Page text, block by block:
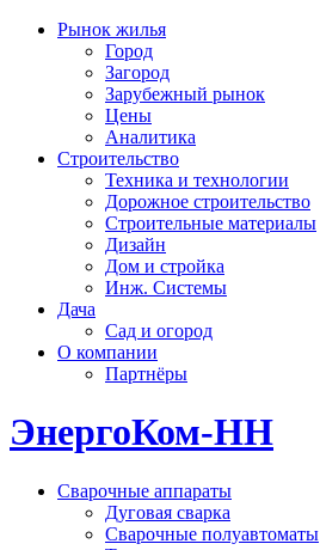
Рынок жилья
Город
Загород
Зарубежный рынок
Цены
Аналитика
Строительство
Техника и технологии
Дорожное строительство
Строительные материалы
Дизайн
Дом и стройка
Инж. Системы
Дача
Сад и огород
О компании
Партнёры
ЭнергоКом-НН
Сварочные аппараты
Дуговая сварка
Сварочные полуавтоматы